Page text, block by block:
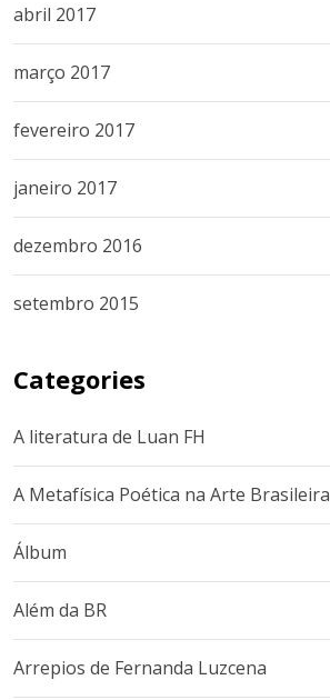
abril 2017
março 2017
fevereiro 2017
janeiro 2017
dezembro 2016
setembro 2015
Categories
A literatura de Luan FH
A Metafísica Poética na Arte Brasileira
Álbum
Além da BR
Arrepios de Fernanda Luzcena